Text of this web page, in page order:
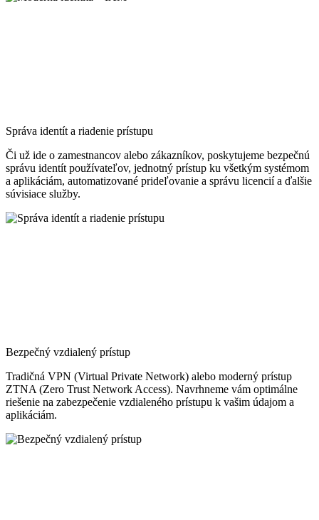
Správa identít a riadenie prístupu
Či už ide o zamestnancov alebo zákazníkov, poskytujeme bezpečnú
správu identít používateľov, jednotný prístup ku všetkým systémom
a aplikáciám, automatizované prideľovanie a správu licencií a ďalšie
súvisiace služby.
Bezpečný vzdialený prístup
Tradičná VPN (Virtual Private Network) alebo moderný prístup
ZTNA (Zero Trust Network Access). Navrhneme vám optimálne
riešenie na zabezpečenie vzdialeného prístupu k vašim údajom a
aplikáciám.